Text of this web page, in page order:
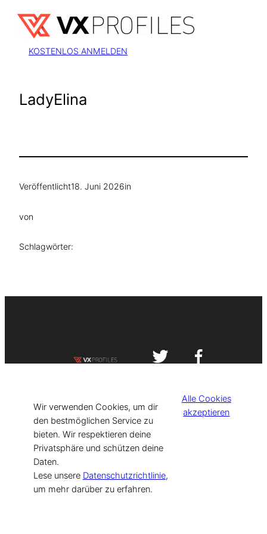
Inhalt
springen
KOSTENLOS ANMELDEN
LadyElina
Veröffentlicht18. Juni 2026in
von
Schlagwörter:
[current_year] VISIT-X. Made with
for Models & Influencers!
Wir verwenden Cookies, um dir
den bestmöglichen Service zu
bieten. Wir respektieren deine
Privatsphäre und schützen deine
Daten.
Lese unsere Datenschutzrichtlinie,
um mehr darüber zu erfahren.
Alle Cookies
akzeptieren